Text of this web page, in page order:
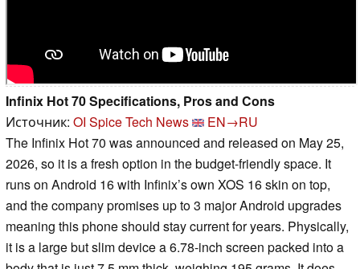
Infinix Hot 70 Specifications, Pros and Cons
Источник: OI Spice Tech News
EN→RU
The Infinix Hot 70 was announced and released on May 25,
2026, so it is a fresh option in the budget-friendly space. It
runs on Android 16 with Infinix’s own XOS 16 skin on top,
and the company promises up to 3 major Android upgrades
meaning this phone should stay current for years. Physically,
it is a large but slim device a 6.78-inch screen packed into a